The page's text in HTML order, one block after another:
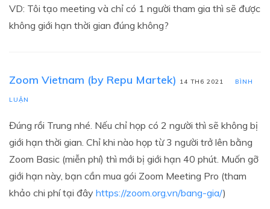
VD: Tôi tạo meeting và chỉ có 1 người tham gia thì sẽ được
không giới hạn thời gian đúng không?
Zoom Vietnam (by Repu Martek) 14 TH6 2021 BÌNH
LUẬN
Đúng rồi Trung nhé. Nếu chỉ họp có 2 người thì sẽ không bị
giới hạn thời gian. Chỉ khi nào họp từ 3 người trở lên bằng
Zoom Basic (miễn phí) thì mới bị giới hạn 40 phút. Muốn gỡ
giới hạn này, bạn cần mua gói Zoom Meeting Pro (tham
khảo chi phí tại đây https://zoom.org.vn/bang-gia/)